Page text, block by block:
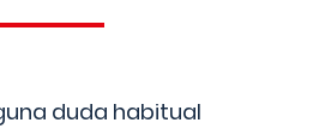
duda habitual